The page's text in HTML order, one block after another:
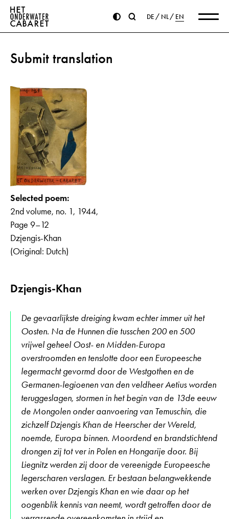
DE NL EN
Submit translation
Selected poem:
2nd volume, no. 1, 1944,
Page 9–12
Dzjengis-Khan
(Original: Dutch)
Dzjengis-Khan
De gevaarlijkste dreiging kwam echter immer uit het
Oosten. Na de Hunnen die tusschen 200 en 500
vrijwel geheel Oost- en Midden-Europa
overstroomden en tenslotte door een Europeesche
legermacht gevormd door de Westgothen en de
Germanen-legioenen van den veldheer Aetius worden
teruggeslagen, stormen in het begin van de 13de eeuw
de Mongolen onder aanvoering van Temuschin, die
zichzelf Dzjengis Khan de Heerscher der Wereld,
noemde, Europa binnen. Moordend en brandstichtend
drongen zij tot ver in Polen en Hongarije door. Bij
Liegnitz werden zij door de vereenigde Europeesche
legerscharen verslagen. Er bestaan belangwekkende
werken over Dzjengis Khan en wie daar op het
oogenblik kennis van neemt, wordt getroffen door de